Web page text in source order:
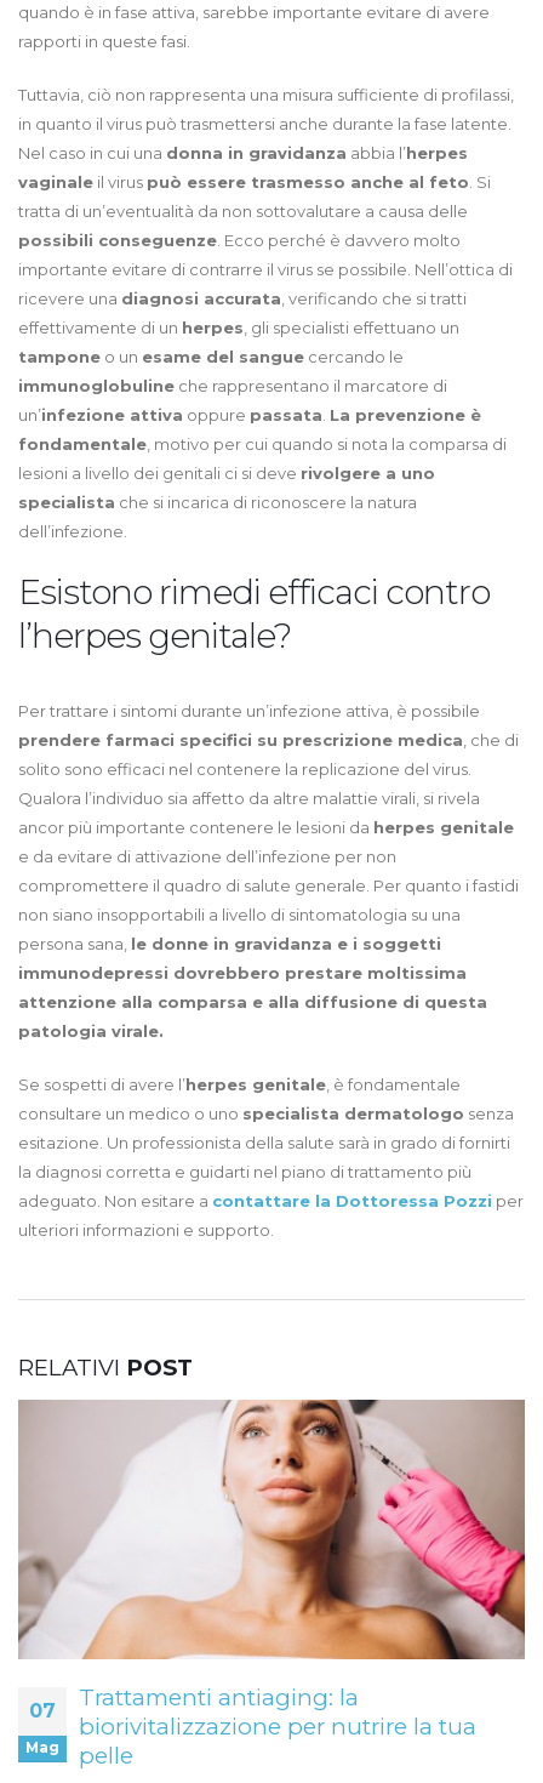
quando è in fase attiva, sarebbe importante evitare di avere
rapporti in queste fasi.
Tuttavia, ciò non rappresenta una misura sufficiente di profilassi,
in quanto il virus può trasmettersi anche durante la fase latente.
Nel caso in cui una donna in gravidanza abbia l’herpes
vaginale il virus può essere trasmesso anche al feto . Si
tratta di un’eventualità da non sottovalutare a causa delle
possibili conseguenze . Ecco perché è davvero molto
importante evitare di contrarre il virus se possibile. Nell’ottica di
ricevere una diagnosi accurata , verificando che si tratti
effettivamente di un herpes , gli specialisti effettuano un
tampone o un esame del sangue cercando le
immunoglobuline che rappresentano il marcatore di
un’infezione attiva oppure passata La prevenzione è
fondamentale , motivo per cui quando si nota la comparsa di
lesioni a livello dei genitali ci si deve rivolgere a uno
specialista che si incarica di riconoscere la natura
dell’infezione.
Esistono rimedi efficaci contro
l’herpes genitale?
Per trattare i sintomi durante un’infezione attiva, è possibile
prendere farmaci specifici su prescrizione medica , che di
solito sono efficaci nel contenere la replicazione del virus.
Qualora l’individuo sia affetto da altre malattie virali, si rivela
ancor più importante contenere le lesioni da herpes genitale
e da evitare di attivazione dell’infezione per non
compromettere il quadro di salute generale. Per quanto i fastidi
non siano insopportabili a livello di sintomatologia su una
persona sana, le donne in gravidanza e i soggetti
immunodepressi dovrebbero prestare moltissima
attenzione alla comparsa e alla diffusione di questa
patologia virale.
Se sospetti di avere l’herpes genitale , è fondamentale
consultare un medico o uno specialista dermatologo senza
esitazione. Un professionista della salute sarà in grado di fornirti
la diagnosi corretta e guidarti nel piano di trattamento più
adeguato. Non esitare a contattare la Dottoressa Pozzi per
ulteriori informazioni e supporto.
RELATIVI POST
07
Mag
Trattamenti antiaging: la
biorivitalizzazione per nutrire la tua
pelle